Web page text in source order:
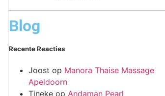
Blog
Recente Reacties
Joost op Manora Thaise Massage
Apeldoorn
Tinekeop Andaman Pearl